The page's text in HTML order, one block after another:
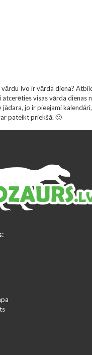
Ivo ir vārda diena?
atcerēties visas vārda dienas
jādara, jo ir pieejami
pateikt priekšā. 🙂